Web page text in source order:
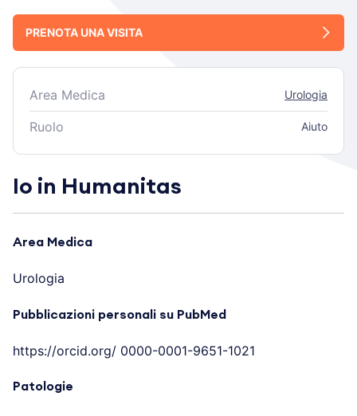
PRENOTA UNA VISITA
Area Medica Urologia
Ruolo Aiuto
Io in Humanitas
Area Medica
Urologia
Pubblicazioni personali su PubMed
https://orcid.org/ 0000-0001-9651-1021
Patologie